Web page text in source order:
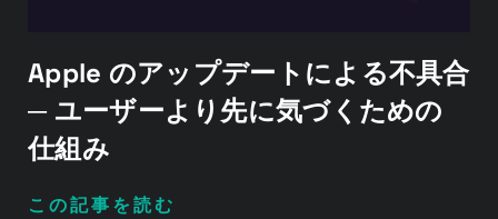
Apple のアップデートによる不具合
─ ユーザーより先に気づくための
仕組み
この記事を読む